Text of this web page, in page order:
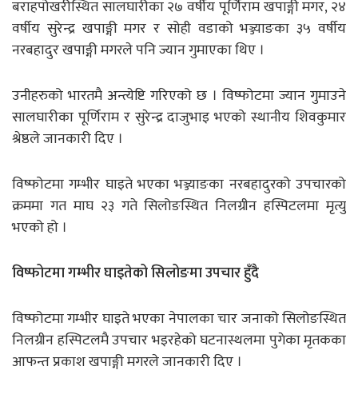
बराहपोखरीस्थित सालघारीका २७ वर्षीय पूर्णिराम खपाङ्गी मगर, २४
वर्षीय सुरेन्द्र खपाङ्गी मगर र सोही वडाको भञ्ज्याङका ३५ वर्षीय
नरबहादुर खपाङ्गी मगरले पनि ज्यान गुमाएका थिए ।
उनीहरुको भारतमै अन्त्येष्टि गरिएको छ । विष्फोटमा ज्यान गुमाउने
सालघारीका पूर्णिराम र सुरेन्द्र दाजुभाइ भएको स्थानीय शिवकुमार
श्रेष्ठले जानकारी दिए ।
विष्फोटमा गम्भीर घाइते भएका भञ्ज्याङका नरबहादुरको उपचारको
क्रममा गत माघ २३ गते सिलोङस्थित निलग्रीन हस्पिटलमा मृत्यु
भएको हो ।
विष्फोटमा गम्भीर घाइतेको सिलोङमा उपचार हुँदै
विष्फोटमा गम्भीर घाइते भएका नेपालका चार जनाको सिलोङस्थित
निलग्रीन हस्पिटलमै उपचार भइरहेको घटनास्थलमा पुगेका मृतकका
आफन्त प्रकाश खपाङ्गी मगरले जानकारी दिए ।